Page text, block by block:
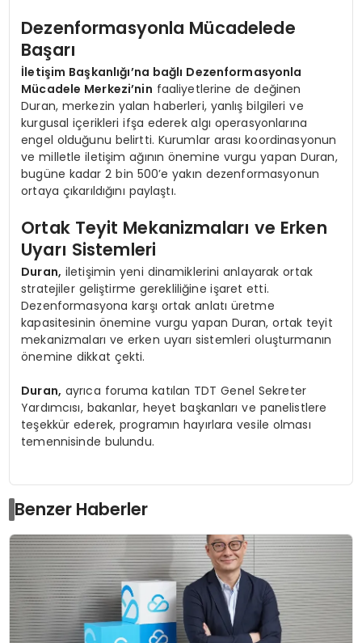
Dezenformasyonla Mücadelede
Başarı
İletişim Başkanlığı’na bağlı Dezenformasyonla
Mücadele Merkezi’nin faaliyetlerine de değinen
Duran, merkezin yalan haberleri, yanlış bilgileri ve
kurgusal içerikleri ifşa ederek algı operasyonlarına
engel olduğunu belirtti. Kurumlar arası koordinasyonun
ve milletle iletişim ağının önemine vurgu yapan Duran,
bugüne kadar 2 bin 500’e yakın dezenformasyonun
ortaya çıkarıldığını paylaştı.
Ortak Teyit Mekanizmaları ve Erken
Uyarı Sistemleri
Duran, iletişimin yeni dinamiklerini anlayarak ortak
stratejiler geliştirme gerekliliğine işaret etti.
Dezenformasyona karşı ortak anlatı üretme
kapasitesinin önemine vurgu yapan Duran, ortak teyit
mekanizmaları ve erken uyarı sistemleri oluşturmanın
önemine dikkat çekti.
Duran, ayrıca foruma katılan TDT Genel Sekreter
Yardımcısı, bakanlar, heyet başkanları ve panelistlere
teşekkür ederek, programın hayırlara vesile olması
temennisinde bulundu.
Benzer Haberler